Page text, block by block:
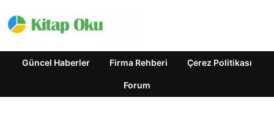
Güncel Haberler Firma Rehberi Çerez Politikası
Forum